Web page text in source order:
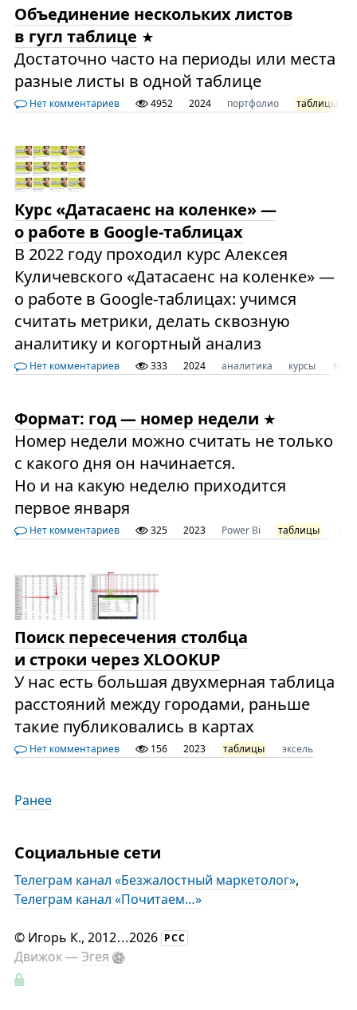
Объединение нескольких листов
в гугл таблице
Достаточно часто на периоды или места
разные листы в одной таблице
Нет комментариев 4952 2024 портфолио таблицы
Курс «Датасаенс на коленке» —
о работе в Google-таблицах
В 2022 году проходил курс Алексея
Куличевского «Датасаенс на коленке» —
о работе в Google-таблицах: учимся
считать метрики, делать сквозную
аналитику и когортный анализ
Нет комментариев 333 2024 аналитика курсы
Формат: год — номер недели
Номер недели можно считать не только
с какого дня он начинается.
Но и на какую неделю приходится
первое января
Нет комментариев 325 2023 Power Bi таблицы
Поиск пересечения столбца
и строки через XLOOKUP
У нас есть большая двухмерная таблица
расстояний между городами, раньше
такие публиковались в картах
Нет комментариев 156 2023 таблицы эксель
Ранее
Социальные сети
Телеграм канал «Безжалостный маркетолог»,
Телеграм канал «Почитаем…»
© Игорь К., 2012...2026 РСС
Движок —Эгея